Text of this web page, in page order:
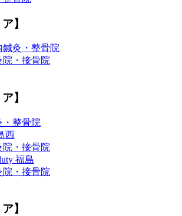
】
鍼灸・整骨院
院・接骨院
】
・整骨院
西
院・接骨院
福島
院・接骨院
】